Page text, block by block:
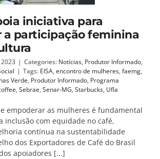
iniciativa para
a participação feminina
| Categories: Notícias, Produtor Informado,
| Tags: EISA, encontro de mulheres, faemg,
Verde, Produtor Informado, Programa
, Sebrae, Senar-MG, Starbucks, Ufla
empoderar as mulheres é fundamental
inclusão com equidade no café,
contínua na sustentabilidade
dos Exportadores de Café do Brasil
apoiadores [...]